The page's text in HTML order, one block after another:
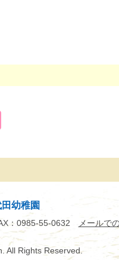
幼稚園
：0985-55-0632 メールで
All Rights Reserved.